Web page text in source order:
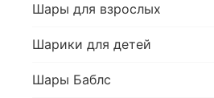
Шары для взрослых
Шарики для детей
Шары Баблс